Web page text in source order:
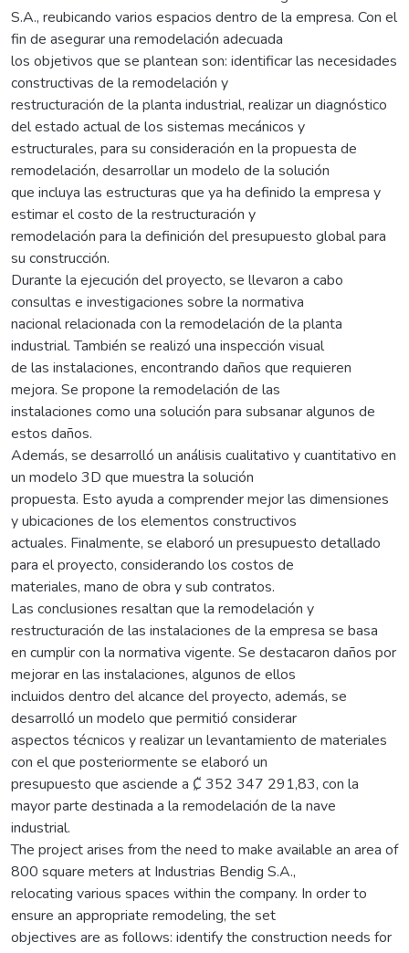
S.A., reubicando varios espacios dentro de la empresa. Con el
fin de asegurar una remodelación adecuada
los objetivos que se plantean son: identificar las necesidades
constructivas de la remodelación y
restructuración de la planta industrial, realizar un diagnóstico
del estado actual de los sistemas mecánicos y
estructurales, para su consideración en la propuesta de
remodelación, desarrollar un modelo de la solución
que incluya las estructuras que ya ha definido la empresa y
estimar el costo de la restructuración y
remodelación para la definición del presupuesto global para
su construcción.
Durante la ejecución del proyecto, se llevaron a cabo
consultas e investigaciones sobre la normativa
nacional relacionada con la remodelación de la planta
industrial. También se realizó una inspección visual
de las instalaciones, encontrando daños que requieren
mejora. Se propone la remodelación de las
instalaciones como una solución para subsanar algunos de
estos daños.
Además, se desarrolló un análisis cualitativo y cuantitativo en
un modelo 3D que muestra la solución
propuesta. Esto ayuda a comprender mejor las dimensiones
y ubicaciones de los elementos constructivos
actuales. Finalmente, se elaboró un presupuesto detallado
para el proyecto, considerando los costos de
materiales, mano de obra y sub contratos.
Las conclusiones resaltan que la remodelación y
restructuración de las instalaciones de la empresa se basa
en cumplir con la normativa vigente. Se destacaron daños por
mejorar en las instalaciones, algunos de ellos
incluidos dentro del alcance del proyecto, además, se
desarrolló un modelo que permitió considerar
aspectos técnicos y realizar un levantamiento de materiales
con el que posteriormente se elaboró un
presupuesto que asciende a ₡ 352 347 291,83, con la
mayor parte destinada a la remodelación de la nave
industrial.
The project arises from the need to make available an area of
800 square meters at Industrias Bendig S.A.,
relocating various spaces within the company. In order to
ensure an appropriate remodeling, the set
objectives are as follows: identify the construction needs for